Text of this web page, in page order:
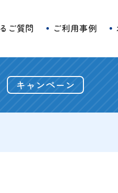
ご質問 ご利用事例
キャンペーン